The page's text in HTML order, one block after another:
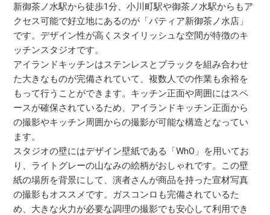
新御茶ノ水駅から徒歩1分、小川町駅や御茶ノ水駅からもア
クセス可能で好立地にあるのが「パティア新御茶ノ水店」
です。デザイン性が高くスタイリッシュな空間が特徴のキ
ッチンスタジオです。
アイランドキッチンはステンレスとブラックを組み合わせ
た大きなものが完備されていて、複数人での作業も余裕を
もって行うことができます。キッチン正面や周囲にはスペ
ースが確保されているため、アイランドキッチン正面から
の撮影やキッチン周囲からの撮影が可能な構造となってい
ます。
スタジオの壁にはデザイン壁紙である「WhO」を用いてお
り、ライトグレーの山なみの絵柄がおしゃれです。この壁
紙の場所を背景にして、演者さんが商品を持った宣材写真
の撮影もオススメです。ガスコンロも完備されているた
め、大きな火力が必要な調理の撮影でも安心して利用でき